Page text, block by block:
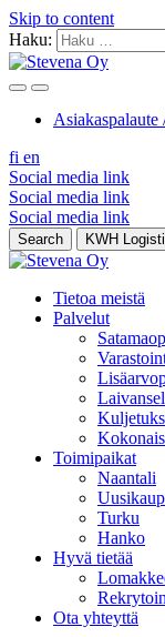
Skip to content
Haku:
Asiakaspalaute
fi en
Social media link
Social media link
Social media link
Search KWH
Tietoa meistä
Palvelut
Toimipaikat
Naantali
Turku
Hanko
Hyvä tietää
Ota yhteyttä